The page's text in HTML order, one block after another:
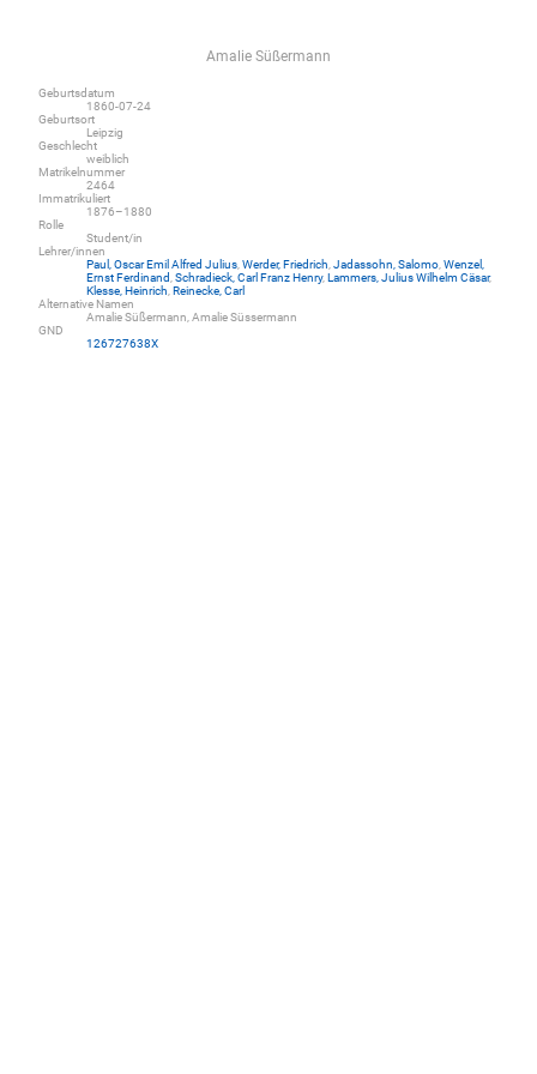
Amalie Süßermann
Geburtsdatum
1860-07-24
Geburtsort
Leipzig
Geschlecht
weiblich
Matrikelnummer
2464
Immatrikuliert
1876–1880
Rolle
Student/in
Lehrer/innen
Paul, Oscar Emil Alfred Julius Werder, Friedrich Jadassohn, Salomo Wenzel,
Ernst Ferdinand Schradieck, Carl Franz Henry, Lammers, Julius Wilhelm Cäsar,
Klesse, Heinrich Reinecke, Carl
Alternative Namen
Amalie Süßermann, Amalie Süssermann
GND
126727638X